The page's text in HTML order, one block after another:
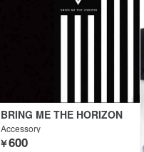
BRING ME THE HORIZON
Accessory
￥600